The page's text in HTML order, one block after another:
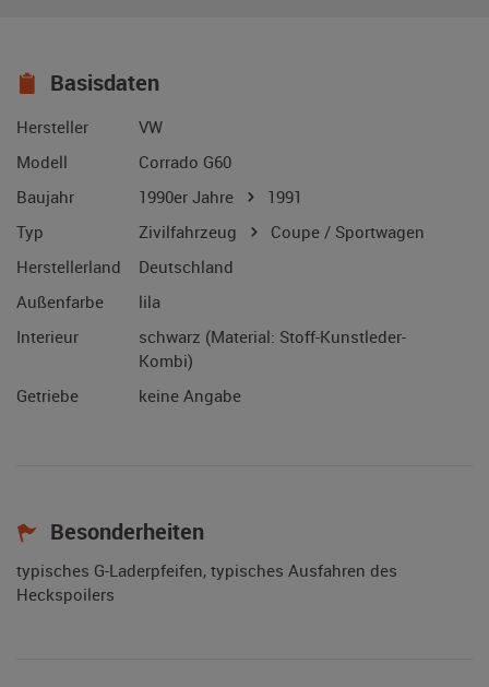
Basisdaten
Hersteller
VW
Modell
Corrado G60
Baujahr
1990er Jahre
1991
Typ
Zivilfahrzeug
Coupe / Sportwagen
Herstellerland
Deutschland
Außenfarbe
lila
Interieur
schwarz (Material: Stoff-Kunstleder-
Kombi)
Getriebe
keine Angabe
Besonderheiten
typisches G-Laderpfeifen, typisches Ausfahren des
Heckspoilers